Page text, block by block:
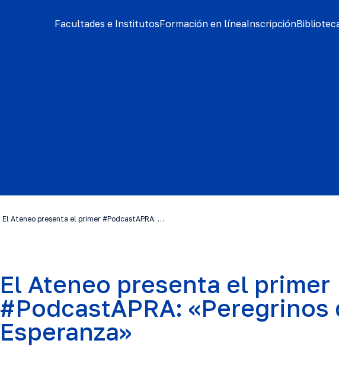
Facultades e InstitutosFormación en líneaInscripción
El Ateneo presenta el primer #PodcastAPRA: …
El Ateneo presenta el primer
#PodcastAPRA: «Peregrinos
Esperanza»